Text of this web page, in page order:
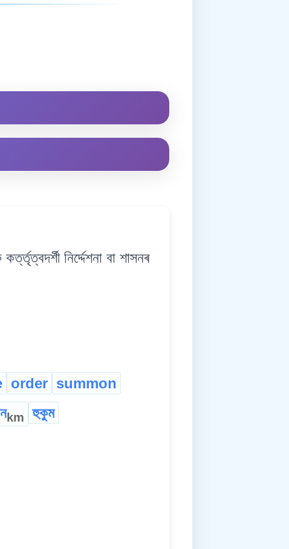
নিৰ্দ্দেশনা বা শাসনৰ
order summon
km হুকুম